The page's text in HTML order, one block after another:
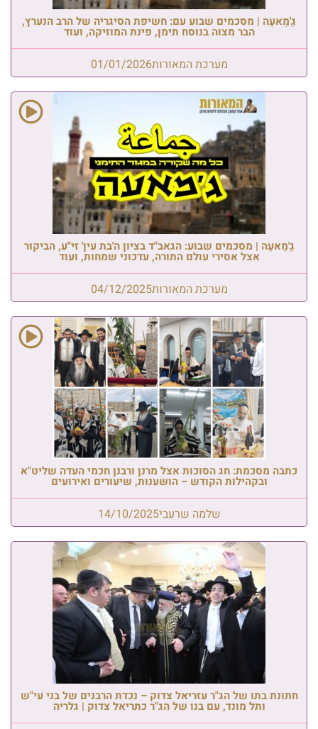
גַ'מַאעַה | מסכמים שבוע עם: חשיפת הסיגריה של הרב הנערץ,
הבר מצוה בנוסח תימן, פינת המוזיקה, ועוד
מערכת המאורות01/01/2026
גַ'מַאעַה | מסכמים שבוע: הגאב"ד בציון ה'בת עין' זי"ע, הביקור
אצל אסירי עולם התורה, עדכוני שמחות, ועוד
מערכת המאורות04/12/2025
כתבה מסכמת: חג הסוכות אצל מרנן ורבנן חכמי העדה שליט"א
ובקהילות הקודש – הושענות, שיעורים ואירועים
שלמה שרעבי14/10/2025
חתונת בתו של הג"ר עזריאל צדוק – נכדת הרבנים של בני עי"ש
ותל מונד, עם בנו של הג"ר כתריאל צדוק | גלריה